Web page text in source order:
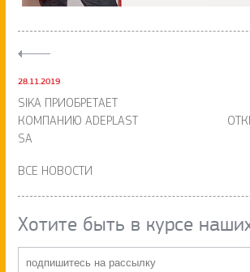
28.11.2019
SIKA ПРИОБРЕТАЕТ
КОМПАНИЮ ADEPLAST
SA
ВСЕ НОВОСТИ
Хотите быть в курсе